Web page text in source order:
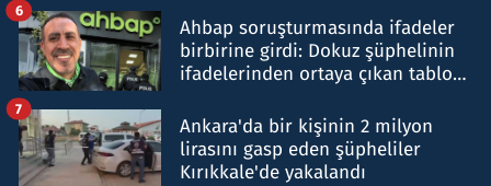
Ahbap soruşturmasında ifadeler
birbirine girdi: Dokuz şüphelinin
ifadelerinden ortaya çıkan tablo
6
Ankara'da bir kişinin 2 milyon
lirasını gasp eden şüpheliler
Kırıkkale'de yakalandı
7